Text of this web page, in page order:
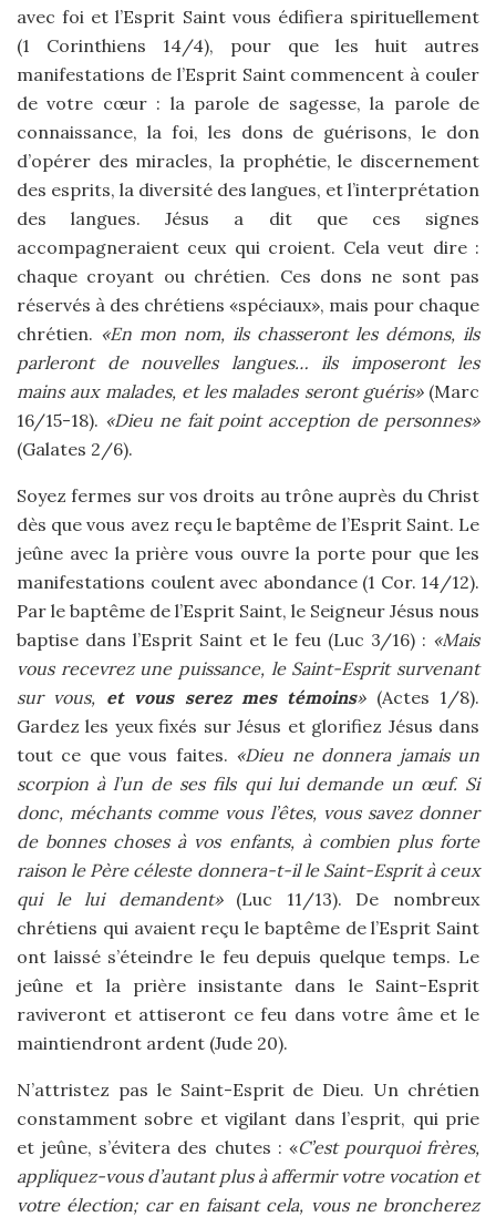
avec foi et l’Esprit Saint vous édifiera spirituellement
(1 Corinthiens 14/4), pour que les huit autres
manifestations de l’Esprit Saint commencent à couler
de votre cœur : la parole de sagesse, la parole de
connaissance, la foi, les dons de guérisons, le don
d’opérer des miracles, la prophétie, le discernement
des esprits, la diversité des langues, et l’interprétation
des langues. Jésus a dit que ces signes
accompagneraient ceux qui croient. Cela veut dire :
chaque croyant ou chrétien. Ces dons ne sont pas
réservés à des chrétiens «spéciaux», mais pour chaque
chrétien. «En mon nom, ils chasseront les démons, ils
parleront de nouvelles langues… ils imposeront les
mains aux malades, et les malades seront guéris»(Marc
16/15-18). «Dieu ne fait point acception de personnes»
(Galates 2/6).
Soyez fermes sur vos droits au trône auprès du Christ
dès que vous avez reçu le baptême de l’Esprit Saint. Le
jeûne avec la prière vous ouvre la porte pour que les
manifestations coulent avec abondance (1 Cor. 14/12).
Par le baptême de l’Esprit Saint, le Seigneur Jésus nous
baptise dans l’Esprit Saint et le feu (Luc 3/16) : «Mais
vous recevrez une puissance, le Saint-Esprit survenant
sur vous, et vous serez mes témoins»(Actes 1/8).
Gardez les yeux fixés sur Jésus et glorifiez Jésus dans
tout ce que vous faites. «Dieu ne donnera jamais un
scorpion à l’un de ses fils qui lui demande un œuf. Si
donc, méchants comme vous l’êtes, vous savez donner
de bonnes choses à vos enfants, à combien plus forte
raison le Père céleste donnera-t-il le Saint-Esprit à ceux
qui le lui demandent»(Luc 11/13). De nombreux
chrétiens qui avaient reçu le baptême de l’Esprit Saint
ont laissé s’éteindre le feu depuis quelque temps. Le
jeûne et la prière insistante dans le Saint-Esprit
raviveront et attiseront ce feu dans votre âme et le
maintiendront ardent (Jude 20).
N’attristez pas le Saint-Esprit de Dieu. Un chrétien
constamment sobre et vigilant dans l’esprit, qui prie
et jeûne, s’évitera des chutes : «C’est pourquoi frères,
appliquez-vous d’autant plus à affermir votre vocation et
votre élection; car en faisant cela, vous ne broncherez